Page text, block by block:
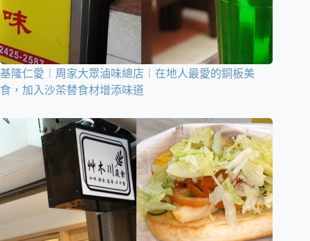
基隆仁愛︱周家大眾滷味總店︱在地人最愛的銅板美
食，加入沙茶替食材增添味道